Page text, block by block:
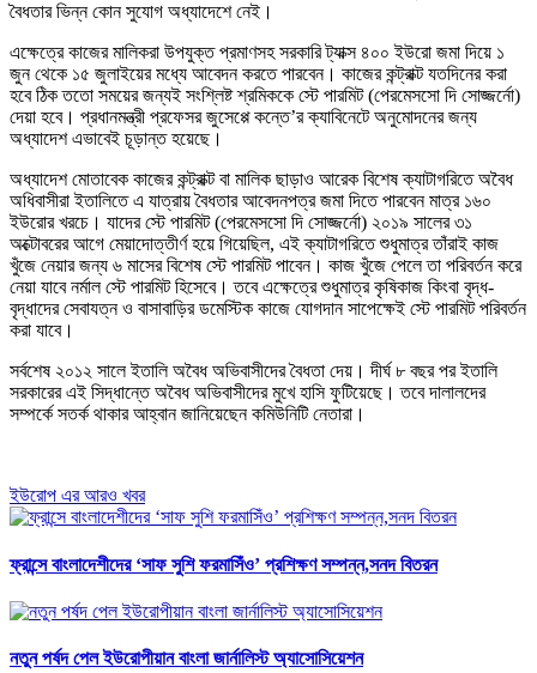
বৈধতার ভিন্ন কোন সুযোগ অধ্যাদেশে নেই।
এক্ষেত্রে কাজের মালিকরা উপযুক্ত প্রমাণসহ সরকারি ট্যাক্স ৪০০ ইউরো জমা দিয়ে ১
জুন থেকে ১৫ জুলাইয়ের মধ্যে আবেদন করতে পারবেন। কাজের কন্ট্রাক্ট যতদিনের করা
হবে ঠিক ততো সময়ের জন্যই সংশ্লিষ্ট শ্রমিককে স্টে পারমিট (পেরমেসসো দি সোজ্জর্নো)
দেয়া হবে। প্রধানমন্ত্রী প্রফেসর জুসেপ্পে কন্তে’র ক্যাবিনেটে অনুমোদনের জন্য
অধ্যাদেশ এভাবেই চূড়ান্ত হয়েছে।
অধ্যাদেশ মোতাবেক কাজের কন্ট্রাক্ট বা মালিক ছাড়াও আরেক বিশেষ ক্যাটাগরিতে অবৈধ
অধিবাসীরা ইতালিতে এ যাত্রায় বৈধতার আবেদনপত্র জমা দিতে পারবেন মাত্র ১৬০
ইউরোর খরচে। যাদের স্টে পারমিট (পেরমেসসো দি সোজ্জর্নো) ২০১৯ সালের ৩১
অক্টোবরের আগে মেয়াদোত্তীর্ণ হয়ে গিয়েছিল, এই ক্যাটাগরিতে শুধুমাত্র তাঁরাই কাজ
খুঁজে নেয়ার জন্য ৬ মাসের বিশেষ স্টে পারমিট পাবেন। কাজ খুঁজে পেলে তা পরিবর্তন করে
নেয়া যাবে নর্মাল স্টে পারমিট হিসেবে। তবে এক্ষেত্রে শুধুমাত্র কৃষিকাজ কিংবা বৃদ্ধ-
বৃদ্ধাদের সেবাযত্ন ও বাসাবাড়ির ডমেস্টিক কাজে যোগদান সাপেক্ষেই স্টে পারমিট পরিবর্তন
করা যাবে।
সর্বশেষ ২০১২ সালে ইতালি অবৈধ অভিবাসীদের বৈধতা দেয়। দীর্ঘ ৮ বছর পর ইতালি
সরকারের এই সিদ্ধান্তে অবৈধ অভিবাসীদের মুখে হাসি ফুটিয়েছে। তবে দালালদের
সম্পর্কে সতর্ক থাকার আহ্বান জানিয়েছেন কমিউনিটি নেতারা।
ইউরোপ এর আরও খবর
ফ্রান্সে বাংলাদেশীদের ‘সাফ সুশি ফরমাসিঁও’ প্রশিক্ষণ সম্পন্ন,সনদ বিতরন
নতুন পর্ষদ পেল ইউরোপীয়ান বাংলা জার্নালিস্ট অ্যাসোসিয়েশন